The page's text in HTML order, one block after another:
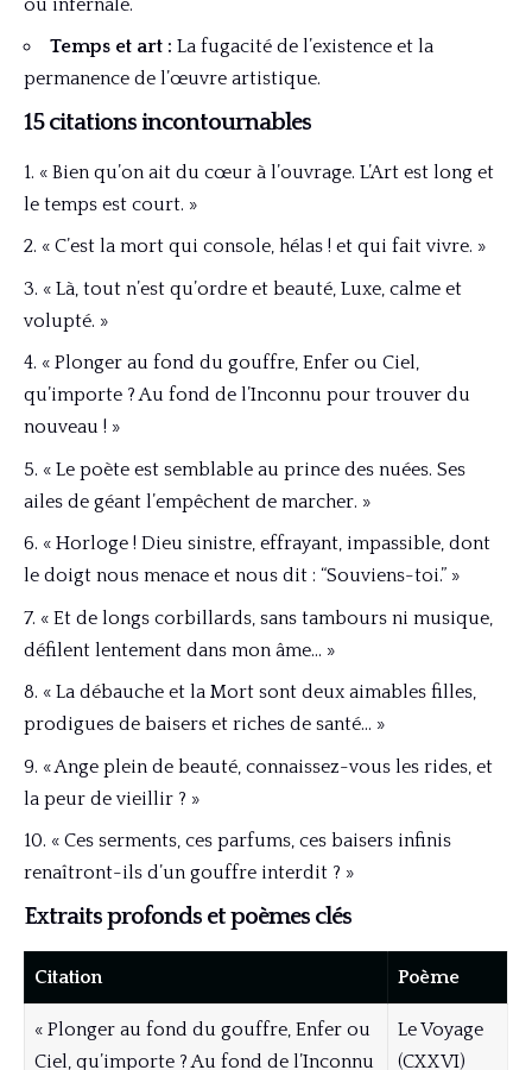
ou infernale.
Temps et art : La fugacité de l’existence et la
permanence de l’œuvre artistique.
15 citations incontournables
« Bien qu’on ait du cœur à l’ouvrage. L’Art est long et
le temps est court. »
« C’est la mort qui console, hélas ! et qui fait vivre. »
« Là, tout n’est qu’ordre et beauté, Luxe, calme et
volupté. »
« Plonger au fond du gouffre, Enfer ou Ciel,
qu’importe ? Au fond de l’Inconnu pour trouver du
nouveau ! »
« Le poète est semblable au prince des nuées. Ses
ailes de géant l’empêchent de marcher. »
« Horloge ! Dieu sinistre, effrayant, impassible, dont
le doigt nous menace et nous dit : “Souviens-toi.” »
« Et de longs corbillards, sans tambours ni musique,
défilent lentement dans mon âme… »
« La débauche et la Mort sont deux aimables filles,
prodigues de baisers et riches de santé… »
« Ange plein de beauté, connaissez-vous les rides, et
la peur de vieillir ? »
« Ces serments, ces parfums, ces baisers infinis
renaîtront-ils d’un gouffre interdit ? »
Extraits profonds et poèmes clés
Citation Poème
« Plonger au fond du gouffre, Enfer ou
Ciel, qu’importe ? Au fond de l’Inconnu
Le Voyage
(CXXVI)